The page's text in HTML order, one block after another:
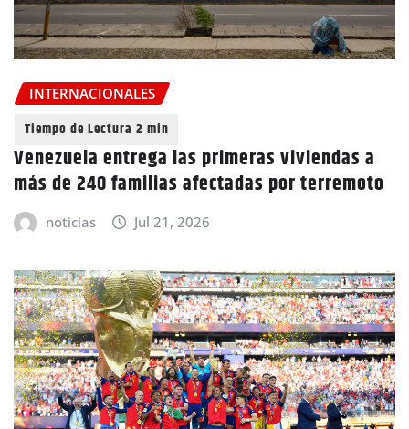
INTERNACIONALES
Venezuela entrega las primeras viviendas a
más de 240 familias afectadas por terremoto
noticias Jul 21, 2026